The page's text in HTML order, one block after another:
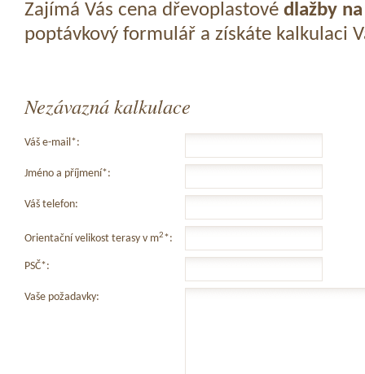
Zajímá Vás cena dřevoplastové dlažby
poptávkový formulář a získáte kalkulaci
Nezávazná kalkulace
Váš e-mail*:
Jméno a příjmení*:
Váš telefon:
Orientační velikost terasy v m2*:
PSČ*:
Vaše požadavky: